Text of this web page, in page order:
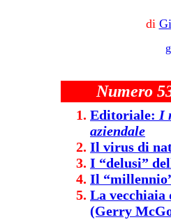
di
Numero
Editoriale: I
aziendale
Il virus di
I “delusi”
Il
La vecchiaia
(Gerry